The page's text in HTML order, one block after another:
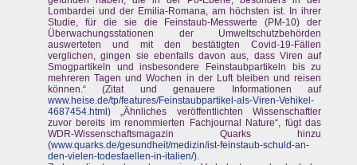
Lombardei und der Emilia-Romana, am höchsten ist. In ihrer
Studie, für die sie die Feinstaub-Messwerte (PM-10) der
Überwachungsstationen der Umweltschutzbehörden
auswerteten und mit den bestätigten Covid-19-Fällen
verglichen, gingen sie ebenfalls davon aus, dass Viren auf
Smogpartikeln und insbesondere Feinstaubpartikeln bis zu
mehreren Tagen und Wochen in der Luft bleiben und reisen
können.“ (Zitat und genauere Informationen auf
www.heise.de/tp/features/Feinstaubpartikel-als-Viren-Vehikel-
4687454.html) „Ähnliches veröffentlichten Wissenschaftler
zuvor bereits im renommierten Fachjournal Nature“, fügt das
WDR-Wissenschaftsmagazin Quarks hinzu
(www.quarks.de/gesundheit/medizin/ist-feinstaub-schuld-an-
den-vielen-todesfaellen-in-italien/).